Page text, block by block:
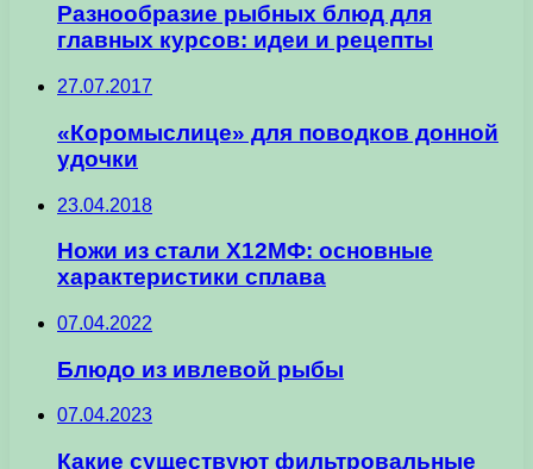
Разнообразие рыбных блюд для
главных курсов: идеи и рецепты
27.07.2017
«Коромыслице» для поводков донной
удочки
23.04.2018
Ножи из стали Х12МФ: основные
характеристики сплава
07.04.2022
Блюдо из ивлевой рыбы
07.04.2023
Какие существуют фильтровальные